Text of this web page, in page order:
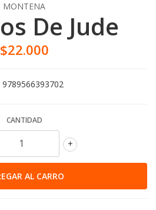
MONTENA
De Jude
$22.000
9789566393702
CANTIDAD
+